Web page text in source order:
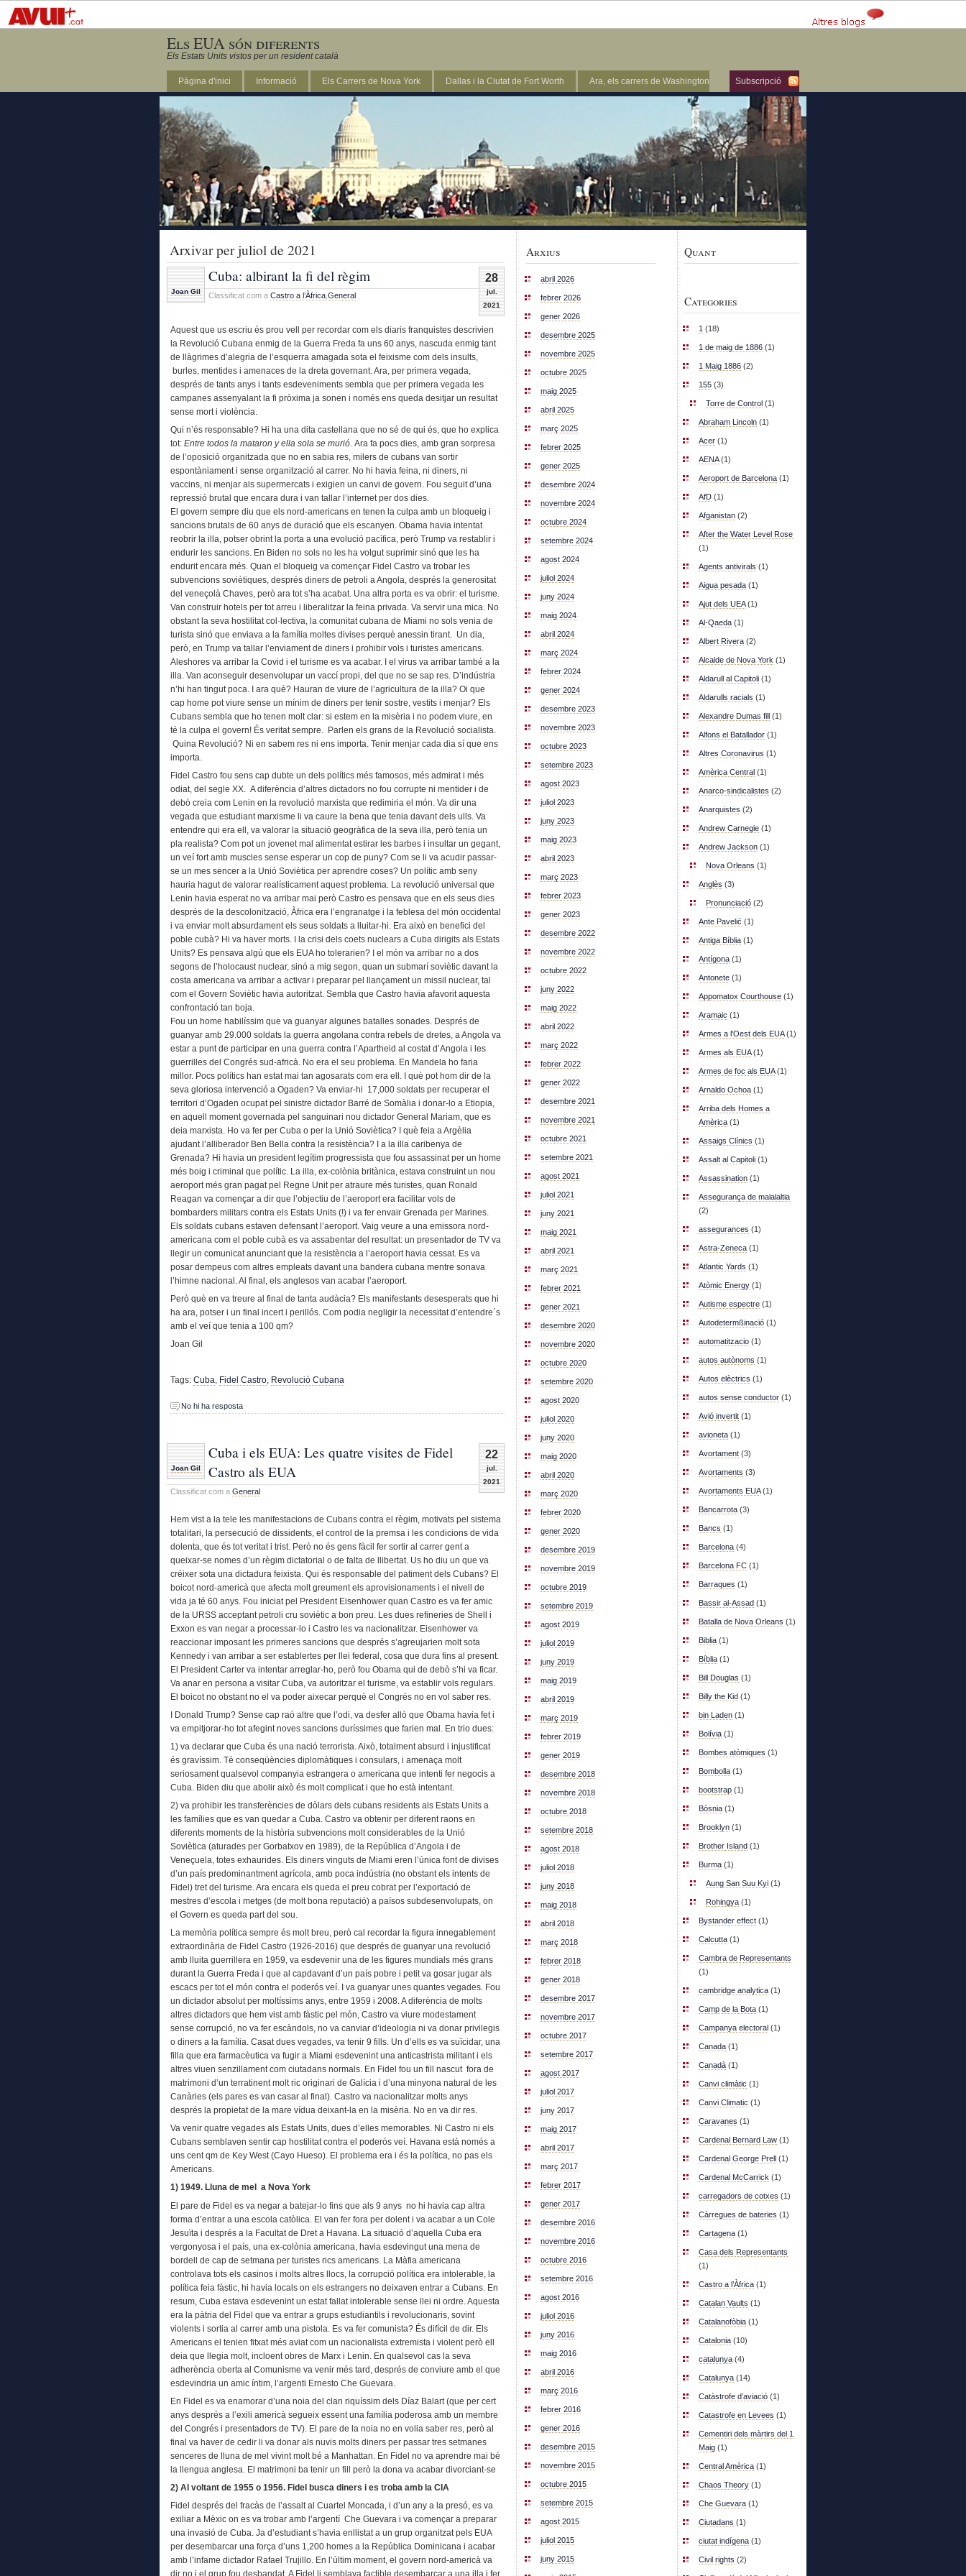
Els EUA són diferents
Els Estats Units vistos per un resident català
Subscripció
Pàgina d'inici Informació Els Carrers de Nova York Dallas i la Ciutat de Fort Worth Ara, els carrers de Washington
Arxivar per juliol de 2021
28
jul.
2021
Joan Gil
Cuba: albirant la fi del règim
Classificat com a Castro a l’Àfrica General
Aquest que us escriu és prou vell per recordar com els diaris franquistes descrivien
la Revolució Cubana enmig de la Guerra Freda fa uns 60 anys, nascuda enmig tant
de llàgrimes d’alegria de l’esquerra amagada sota el feixisme com dels insults,
burles, mentides i amenaces de la dreta governant. Ara, per primera vegada,
després de tants anys i tants esdeveniments sembla que per primera vegada les
campanes assenyalant la fi pròxima ja sonen i només ens queda desitjar un resultat
sense mort i violència.
Qui n’és responsable? Hi ha una dita castellana que no sé de qui és, que ho explica
tot: Entre todos la mataron y ella sola se murió. Ara fa pocs dies, amb gran sorpresa
de l’oposició organitzada que no en sabia res, milers de cubans van sortir
espontàniament i sense organització al carrer. No hi havia feina, ni diners, ni
vaccins, ni menjar als supermercats i exigien un canvi de govern. Fou seguit d’una
repressió brutal que encara dura i van tallar l’internet per dos dies.
El govern sempre diu que els nord-americans en tenen la culpa amb un bloqueig i
sancions brutals de 60 anys de duració que els escanyen. Obama havia intentat
reobrir la illa, potser obrint la porta a una evolució pacífica, però Trump va restablir i
endurir les sancions. En Biden no sols no les ha volgut suprimir sinó que les ha
endurit encara més. Quan el bloqueig va començar Fidel Castro va trobar les
subvencions soviètiques, després diners de petroli a Angola, després la generositat
del veneçolà Chaves, però ara tot s’ha acabat. Una altra porta es va obrir: el turisme.
Van construir hotels per tot arreu i liberalitzar la feina privada. Va servir una mica. No
obstant la seva hostilitat col·lectiva, la comunitat cubana de Miami no sols venia de
turista sinó que enviava a la família moltes divises perquè anessin tirant. Un dia,
però, en Trump va tallar l’enviament de diners i prohibir vols i turistes americans.
Aleshores va arribar la Covid i el turisme es va acabar. I el virus va arribar també a la
illa. Van aconseguir desenvolupar un vaccí propi, del que no se sap res. D’indústria
n’hi han tingut poca. I ara què? Hauran de viure de l’agricultura de la illa? Oi que
cap home pot viure sense un mínim de diners per tenir sostre, vestits i menjar? Els
Cubans sembla que ho tenen molt clar: si estem en la misèria i no podem viure, en
té la culpa el govern! És veritat sempre. Parlen els grans de la Revolució socialista.
Quina Revolució? Ni en sabem res ni ens importa. Tenir menjar cada dia sí que ens
importa.
Fidel Castro fou sens cap dubte un dels polítics més famosos, més admirat i més
odiat, del segle XX. A diferència d’altres dictadors no fou corrupte ni mentider i de
debò creia com Lenin en la revolució marxista que redimiria el món. Va dir una
vegada que estudiant marxisme li va caure la bena que tenia davant dels ulls. Va
entendre qui era ell, va valorar la situació geogràfica de la seva illa, però tenia un
pla realista? Com pot un jovenet mal alimentat estirar les barbes i insultar un gegant,
un veí fort amb muscles sense esperar un cop de puny? Com se li va acudir passar-
se un mes sencer a la Unió Soviètica per aprendre coses? Un polític amb seny
hauria hagut de valorar realísticament aquest problema. La revolució universal que
Lenin havia esperat no va arribar mai però Castro es pensava que en els seus dies
després de la descolonització, Àfrica era l’engranatge i la feblesa del món occidental
i va enviar molt absurdament els seus soldats a lluitar-hi. Era això en benefici del
poble cubà? Hi va haver morts. I la crisi dels coets nuclears a Cuba dirigits als Estats
Units? Es pensava algú que els EUA ho tolerarien? I el món va arribar no a dos
segons de l’holocaust nuclear, sinó a mig segon, quan un submarí soviètic davant la
costa americana va arribar a activar i preparar pel llançament un missil nuclear, tal
com el Govern Soviètic havia autoritzat. Sembla que Castro havia afavorit aquesta
confrontació tan boja.
Fou un home habilíssim que va guanyar algunes batalles sonades. Després de
guanyar amb 29.000 soldats la guerra angolana contra rebels de dretes, a Angola va
estar a punt de participar en una guerra contra l’Apartheid al costat d’Angola i les
guerrilles del Congrés sud-africà. No era el seu problema. En Mandela ho faria
millor. Pocs polítics han estat mai tan agosarats com era ell. I què pot hom dir de la
seva gloriosa intervenció a Ogaden? Va enviar-hi 17,000 soldats per recuperar el
territori d’Ogaden ocupat pel sinistre dictador Barré de Somàlia i donar-lo a Etiopia,
en aquell moment governada pel sanguinari nou dictador General Mariam, que es
deia marxista. Ho va fer per Cuba o per la Unió Soviètica? I què feia a Argèlia
ajudant l’alliberador Ben Bella contra la resistència? I a la illa caribenya de
Grenada? Hi havia un president legítim progressista que fou assassinat per un home
més boig i criminal que polític. La illa, ex-colònia britànica, estava construint un nou
aeroport més gran pagat pel Regne Unit per atraure més turistes, quan Ronald
Reagan va començar a dir que l’objectiu de l’aeroport era facilitar vols de
bombarders militars contra els Estats Units (!) i va fer envair Grenada per Marines.
Els soldats cubans estaven defensant l’aeroport. Vaig veure a una emissora nord-
americana com el poble cubà es va assabentar del resultat: un presentador de TV va
llegir un comunicat anunciant que la resistència a l’aeroport havia cessat. Es va
posar dempeus com altres empleats davant una bandera cubana mentre sonava
l’himne nacional. Al final, els anglesos van acabar l’aeroport.
Però què en va treure al final de tanta audàcia? Els manifestants desesperats que hi
ha ara, potser i un final incert i perillós. Com podia negligir la necessitat d’entendre´s
amb el veí que tenia a 100 qm?
Joan Gil
Tags: Cuba, Fidel Castro, Revolució Cubana
No hi ha resposta
22
jul.
2021
Joan Gil
Cuba i els EUA: Les quatre visites de Fidel
Castro als EUA
Classificat com a General
Hem vist a la tele les manifestacions de Cubans contra el règim, motivats pel sistema
totalitari, la persecució de dissidents, el control de la premsa i les condicions de vida
dolenta, que és tot veritat i trist. Però no és gens fàcil fer sortir al carrer gent a
queixar-se nomes d’un règim dictatorial o de falta de llibertat. Us ho diu un que va
créixer sota una dictadura feixista. Qui és responsable del patiment dels Cubans? El
boicot nord-americà que afecta molt greument els aprovisionaments i el nivell de
vida ja té 60 anys. Fou iniciat pel President Eisenhower quan Castro es va fer amic
de la URSS acceptant petroli cru soviètic a bon preu. Les dues refineries de Shell i
Exxon es van negar a processar-lo i Castro les va nacionalitzar. Eisenhower va
reaccionar imposant les primeres sancions que després s’agreujarien molt sota
Kennedy i van arribar a ser establertes per llei federal, cosa que dura fins al present.
El President Carter va intentar arreglar-ho, però fou Obama qui de debò s’hi va ficar.
Va anar en persona a visitar Cuba, va autoritzar el turisme, va establir vols regulars.
El boicot no obstant no el va poder aixecar perquè el Congrés no en vol saber res.
I Donald Trump? Sense cap raó altre que l’odi, va desfer allò que Obama havia fet i
va empitjorar-ho tot afegint noves sancions duríssimes que farien mal. En trio dues:
1) va declarar que Cuba és una nació terrorista. Això, totalment absurd i injustificat
és gravíssim. Té conseqüències diplomàtiques i consulars, i amenaça molt
seriosament qualsevol companyia estrangera o americana que intenti fer negocis a
Cuba. Biden diu que abolir això és molt complicat i que ho està intentant.
2) va prohibir les transferències de dòlars dels cubans residents als Estats Units a
les famílies que es van quedar a Cuba. Castro va obtenir per diferent raons en
diferents moments de la història subvencions molt considerables de la Unió
Soviètica (aturades per Gorbatxov en 1989), de la República d’Angola i de
Veneçuela, totes exhaurides. Els diners vinguts de Miami eren l’única font de divises
d’un país predominantment agrícola, amb poca indústria (no obstant els intents de
Fidel) tret del turisme. Ara encara els queda el preu cobrat per l’exportació de
mestres d’escola i metges (de molt bona reputació) a països subdesenvolupats, on
el Govern es queda part del sou.
La memòria política sempre és molt breu, però cal recordar la figura innegablement
extraordinària de Fidel Castro (1926-2016) que després de guanyar una revolució
amb lluita guerrillera en 1959, va esdevenir una de les figures mundials més grans
durant la Guerra Freda i que al capdavant d’un país pobre i petit va gosar jugar als
escacs per tot el món contra el poderós veí. I va guanyar unes quantes vegades. Fou
un dictador absolut per moltíssims anys, entre 1959 i 2008. A diferència de molts
altres dictadors que hem vist amb fàstic pel món, Castro va viure modestament
sense corrupció, no va fer escàndols, no va canviar d’ideologia ni va donar privilegis
o diners a la família. Casat dues vegades, va tenir 9 fills. Un d’ells es va suïcidar, una
filla que era farmacèutica va fugir a Miami esdevenint una anticastrista militant i els
altres viuen senzillament com ciutadans normals. En Fidel fou un fill nascut fora de
matrimoni d’un terratinent molt ric originari de Galícia i d’una minyona natural de les
Canàries (els pares es van casar al final). Castro va nacionalitzar molts anys
després la propietat de la mare vídua deixant-la en la misèria. No en va dir res.
Va venir quatre vegades als Estats Units, dues d’elles memorables. Ni Castro ni els
Cubans semblaven sentir cap hostilitat contra el poderós veí. Havana està només a
uns cent qm de Key West (Cayo Hueso). El problema era i és la política, no pas els
Americans.
1) 1949. Lluna de mel a Nova York
El pare de Fidel es va negar a batejar-lo fins que als 9 anys no hi havia cap altra
forma d’entrar a una escola catòlica. El van fer fora per dolent i va acabar a un Cole
Jesuïta i després a la Facultat de Dret a Havana. La situació d’aquella Cuba era
vergonyosa i el país, una ex-colònia americana, havia esdevingut una mena de
bordell de cap de setmana per turistes rics americans. La Màfia americana
controlava tots els casinos i molts altres llocs, la corrupció política era intolerable, la
política feia fàstic, hi havia locals on els estrangers no deixaven entrar a Cubans. En
resum, Cuba estava esdevenint un estat fallat intolerable sense llei ni ordre. Aquesta
era la pàtria del Fidel que va entrar a grups estudiantils i revolucionaris, sovint
violents i sortia al carrer amb una pistola. Es va fer comunista? És difícil de dir. Els
Americans el tenien fitxat més aviat com un nacionalista extremista i violent però ell
deia que llegia molt, incloent obres de Marx i Lenin. En qualsevol cas la seva
adherència oberta al Comunisme va venir més tard, després de conviure amb el que
esdevindria un amic íntim, l’argenti Ernesto Che Guevara.
En Fidel es va enamorar d’una noia del clan riquíssim dels Díaz Balart (que per cert
anys després a l’exili americà segueix essent una família poderosa amb un membre
del Congrés i presentadors de TV). El pare de la noia no en volia saber res, però al
final va haver de cedir li va donar als nuvis molts diners per passar tres setmanes
senceres de lluna de mel vivint molt bé a Manhattan. En Fidel no va aprendre mai bé
la llengua anglesa. El matrimoni ba tenir un fill però la dona va acabar divorciant-se
2) Al voltant de 1955 o 1956. Fidel busca diners i es troba amb la CIA
Fidel després del fracàs de l’assalt al Cuartel Moncada, i d’un any a la presó, es va
exiliar a Mèxic on es va trobar amb l’argentí Che Guevara i va començar a preparar
una invasió de Cuba. Ja d’estudiant s’havia enllistat a un grup organitzat pels EUA
per desembarcar una força d’uns 1,200 homes a la República Dominicana i acabar
amb l’infame dictador Rafael Trujillo. En l’últim moment, el govern nord-americà va
dir no i el grup fou desbandat. A Fidel li semblava factible desembarcar a una illa i fer
Arxius
abril 2026
febrer 2026
gener 2026
desembre 2025
novembre 2025
octubre 2025
maig 2025
abril 2025
març 2025
febrer 2025
gener 2025
desembre 2024
novembre 2024
octubre 2024
setembre 2024
agost 2024
juliol 2024
juny 2024
maig 2024
abril 2024
març 2024
febrer 2024
gener 2024
desembre 2023
novembre 2023
octubre 2023
setembre 2023
agost 2023
juliol 2023
juny 2023
maig 2023
abril 2023
març 2023
febrer 2023
gener 2023
desembre 2022
novembre 2022
octubre 2022
juny 2022
maig 2022
abril 2022
març 2022
febrer 2022
gener 2022
desembre 2021
novembre 2021
octubre 2021
setembre 2021
agost 2021
juliol 2021
juny 2021
maig 2021
abril 2021
març 2021
febrer 2021
gener 2021
desembre 2020
novembre 2020
octubre 2020
setembre 2020
agost 2020
juliol 2020
juny 2020
maig 2020
abril 2020
març 2020
febrer 2020
gener 2020
desembre 2019
novembre 2019
octubre 2019
setembre 2019
agost 2019
juliol 2019
juny 2019
maig 2019
abril 2019
març 2019
febrer 2019
gener 2019
desembre 2018
novembre 2018
octubre 2018
setembre 2018
agost 2018
juliol 2018
juny 2018
maig 2018
abril 2018
març 2018
febrer 2018
gener 2018
desembre 2017
novembre 2017
octubre 2017
setembre 2017
agost 2017
juliol 2017
juny 2017
maig 2017
abril 2017
març 2017
febrer 2017
gener 2017
desembre 2016
novembre 2016
octubre 2016
setembre 2016
agost 2016
juliol 2016
juny 2016
maig 2016
abril 2016
març 2016
febrer 2016
gener 2016
desembre 2015
novembre 2015
octubre 2015
setembre 2015
agost 2015
juliol 2015
juny 2015
Quant
Categories
1 (18)
1 de maig de 1886 (1)
1 Maig 1886 (2)
155 (3)
Torre de Control (1)
Abraham Lincoln (1)
Acer (1)
AENA(1)
Aeroport de Barcelona (1)
AfD (1)
Afganistan (2)
After the Water Level Rose
(1)
Agents antivirals (1)
Aigua pesada (1)
Ajut dels UEA(1)
Al-Qaeda (1)
Albert Rivera (2)
Alcalde de Nova York (1)
Aldarull al Capitoli (1)
Aldarulls racials (1)
Alexandre Dumas fill (1)
Alfons el Batallador (1)
Altres Coronavirus (1)
Amèrica Central (1)
Anarco-sindicalistes (2)
Anarquistes (2)
Andrew Carnegie (1)
Andrew Jackson (1)
Nova Orleans (1)
Anglès (3)
Pronunciació (2)
Ante Pavelić (1)
Antiga Bíblia (1)
Antígona (1)
Antonete (1)
Appomatox Courthouse (1)
Aramaic (1)
Armes a l'Oest dels EUA(1)
Armes als EUA(1)
Armes de foc als EUA(1)
Arnaldo Ochoa (1)
Arriba dels Homes a
Amèrica (1)
Assaigs Clínics (1)
Assalt al Capitoli (1)
Assassination (1)
Assegurança de malalaltia
(2)
assegurances (1)
Astra-Zeneca (1)
Atlantic Yards (1)
Atòmic Energy (1)
Autisme espectre (1)
Autodetermßinació (1)
automatitzacio (1)
autos autònoms (1)
Autos elèctrics (1)
autos sense conductor (1)
Avió invertit (1)
avioneta (1)
Avortament (3)
Avortaments (3)
Avortaments EUA(1)
Bancarrota (3)
Bancs (1)
Barcelona (4)
Barcelona FC (1)
Barraques (1)
Bassir al-Assad (1)
Batalla de Nova Orleans (1)
Biblia (1)
Bíblia (1)
Bill Douglas (1)
Billy the Kid (1)
bin Laden (1)
Bolívia (1)
Bombes atòmiques (1)
Bombolla (1)
bootstrap (1)
Bòsnia (1)
Brooklyn (1)
Brother Island (1)
Burma (1)
Aung San Suu Kyi (1)
Rohingya (1)
Bystander effect (1)
Calcutta (1)
Cambra de Representants
(1)
cambridge analytica (1)
Camp de la Bota (1)
Campanya electoral (1)
Canada (1)
Canadà (1)
Canvi climàtic (1)
Canvi Climatic (1)
Caravanes (1)
Cardenal Bernard Law (1)
Cardenal George Prell (1)
Cardenal McCarrick (1)
carregadors de cotxes (1)
Càrregues de bateries (1)
Cartagena (1)
Casa dels Representants
(1)
Castro a l’Àfrica (1)
Catalan Vaults (1)
Catalanofòbia (1)
Catalonia (10)
catalunya (4)
Catalunya (14)
Catàstrofe d’aviació (1)
Catastrofe en Levees (1)
Cementiri dels màrtirs del 1
Maig (1)
Central Amèrica (1)
Chaos Theory (1)
Che Guevara (1)
Ciutadans (1)
ciutat indígena (1)
Civil rights (2)